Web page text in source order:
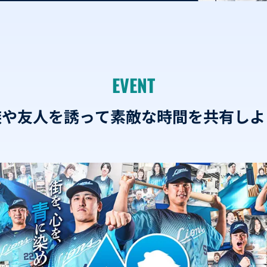
EVENT
友人を誘って素敵な時間を共有し